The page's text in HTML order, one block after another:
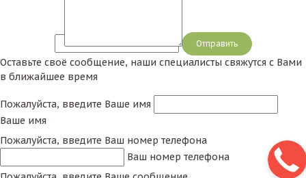
Сообщение
Оставьте своё сообщение, наши специалисты свяжутся с Вами
в ближайшее время
Пожалуйста, введите Ваше имя
Ваше имя
Пожалуйста, введите Ваш номер телефона
Ваш номер телефона